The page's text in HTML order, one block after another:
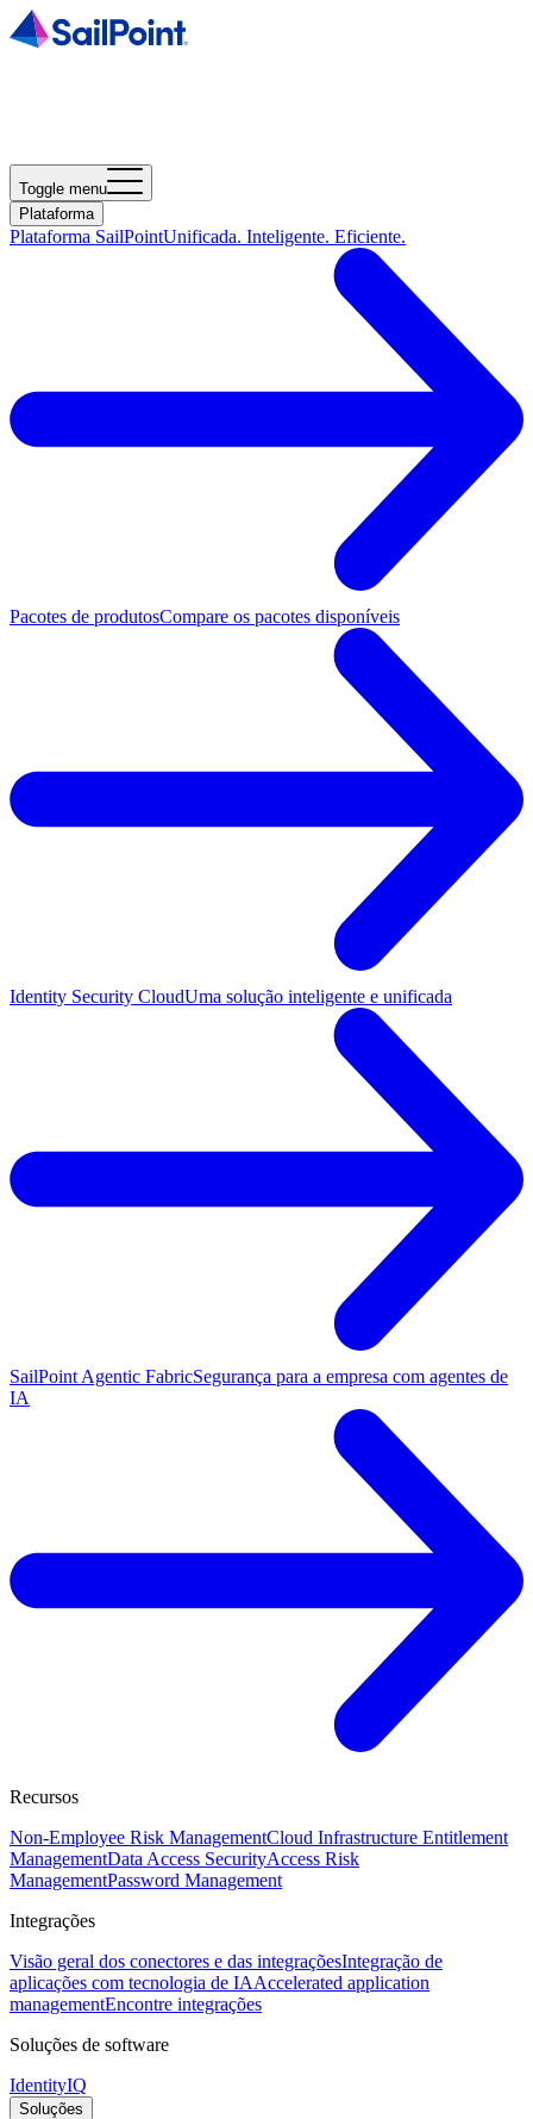
Toggle menu
Plataforma
Plataforma SailPointUnificada. Inteligente. Eficiente.
Pacotes de produtosCompare os pacotes disponíveis
Identity Security CloudUma solução inteligente e unificada
SailPoint Agentic FabricSegurança para a empresa com agentes de
IA
Recursos
Non-Employee Risk ManagementCloud Infrastructure Entitlement
ManagementData Access SecurityAccess Risk
ManagementPassword Management
Integrações
Visão geral dos conectores e das integraçõesIntegração de
aplicações com tecnologia de IAAccelerated application
managementEncontre integrações
Soluções de software
IdentityIQ
Soluções